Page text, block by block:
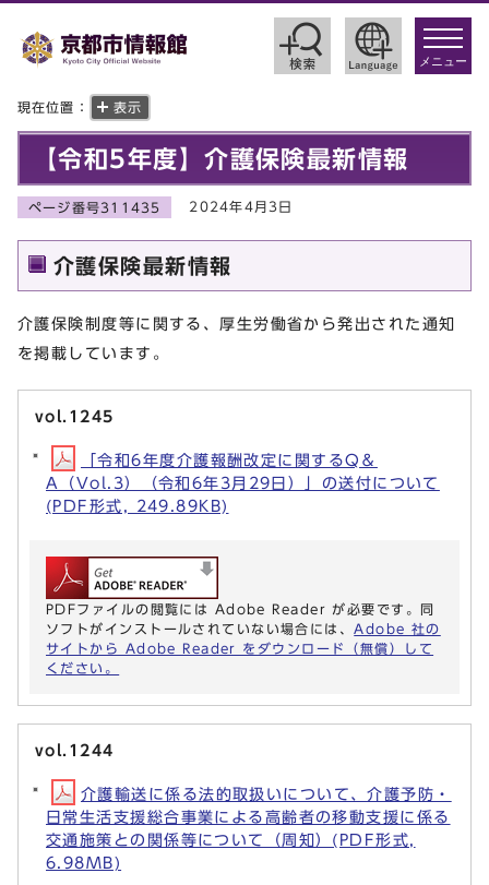
toggle
メニュー
現在位置： 表示
【令和5年度】介護保険最新情報
ページ番号311435 2024年4月3日
介護保険最新情報
介護保険制度等に関する、厚生労働省から発出された通知
を掲載しています。
vol.1245
「令和6年度介護報酬改定に関するQ＆
A（Vol.3）（令和6年3月29日）」の送付について
(PDF形式, 249.89KB)
PDFファイルの閲覧には Adobe Reader が必要です。同
ソフトがインストールされていない場合には、 Adobe 社の
サイトから Adobe Reader をダウンロード（無償）して
ください。
vol.1244
介護輸送に係る法的取扱いについて、介護予防・
日常生活支援総合事業による高齢者の移動支援に係る
交通施策との関係等について（周知）(PDF形式,
6.98MB)